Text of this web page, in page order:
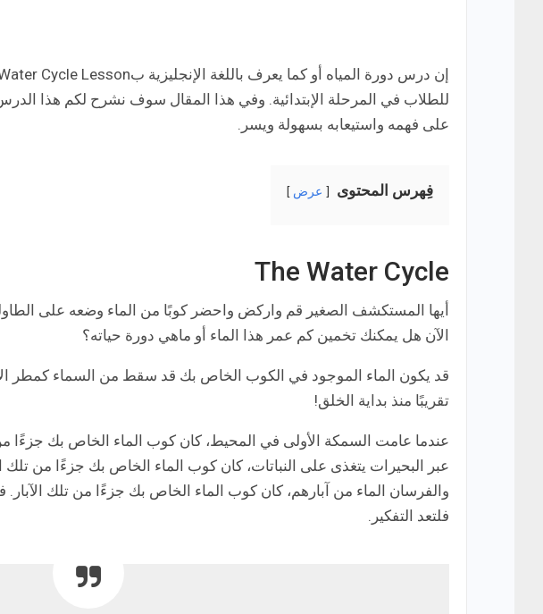
للطلاب في المرحلة الإبتدائية. وفي هذا المقال سوف نشرح لكم هذا
على فهمه واستيعابه بسهولة ويسر.
فِهرس المحتوى عرض
The Water Cycle
أيها المستكشف الصغير قم واركض واحضر كوبًا من الماء وضعه على
الآن هل يمكنك تخمين كم عمر هذا الماء أو ماهي دورة حياته؟
قد يكون الماء الموجود في الكوب الخاص بك قد سقط من السماء كمطر
تقريبًا منذ بداية الخلق!
عبر البحيرات يتغذى على النباتات، كان كوب الماء الخاص بك جزءًا من
والفرسان الماء من آبارهم، كان كوب الماء الخاص بك جزءًا من تلك الآبار.
فلتعد التفكير.